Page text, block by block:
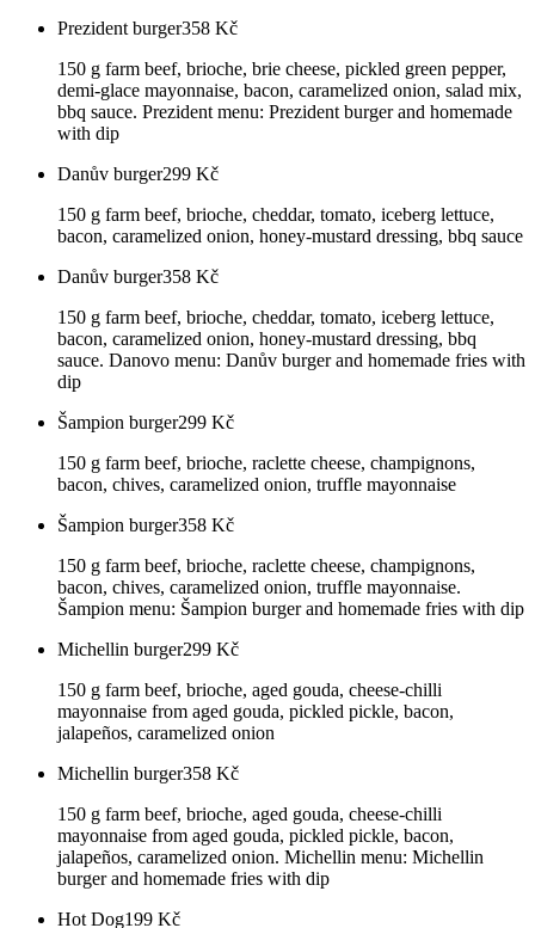
Prezident burger358 Kč
150 g farm beef, brioche, brie cheese, pickled green pepper,
demi-glace mayonnaise, bacon, caramelized onion, salad mix,
bbq sauce. Prezident menu: Prezident burger and homemade
with dip
Danův burger299 Kč
150 g farm beef, brioche, cheddar, tomato, iceberg lettuce,
bacon, caramelized onion, honey-mustard dressing, bbq sauce
Danův burger358 Kč
150 g farm beef, brioche, cheddar, tomato, iceberg lettuce,
bacon, caramelized onion, honey-mustard dressing, bbq
sauce. Danovo menu: Danův burger and homemade fries with
dip
Šampion burger299 Kč
150 g farm beef, brioche, raclette cheese, champignons,
bacon, chives, caramelized onion, truffle mayonnaise
Šampion burger358 Kč
150 g farm beef, brioche, raclette cheese, champignons,
bacon, chives, caramelized onion, truffle mayonnaise.
Šampion menu: Šampion burger and homemade fries with dip
Michellin burger299 Kč
150 g farm beef, brioche, aged gouda, cheese-chilli
mayonnaise from aged gouda, pickled pickle, bacon,
jalapeños, caramelized onion
Michellin burger358 Kč
150 g farm beef, brioche, aged gouda, cheese-chilli
mayonnaise from aged gouda, pickled pickle, bacon,
jalapeños, caramelized onion. Michellin menu: Michellin
burger and homemade fries with dip
Hot Dog199 Kč